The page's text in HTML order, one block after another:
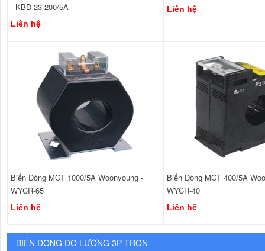
- KBD-23 200/5A
Liên hệ
Liên hệ
Biến Dòng MCT 1000/5A Woonyoung -
WYCR-65
Liên hệ
Biến Dòng MCT 400/5A
WYCR-40
Liên hệ
BIẾN DÒNG ĐO LƯỜNG 3P TRÒN